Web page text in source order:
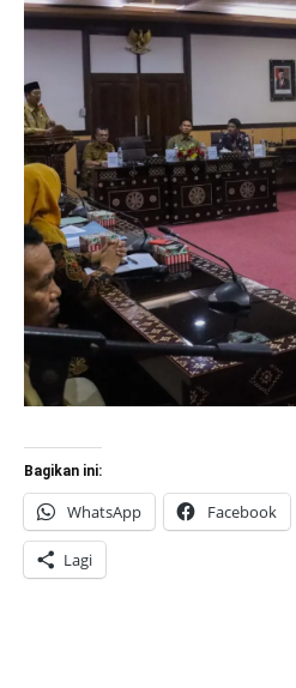
Bagikan ini:
WhatsApp Facebook
Lagi